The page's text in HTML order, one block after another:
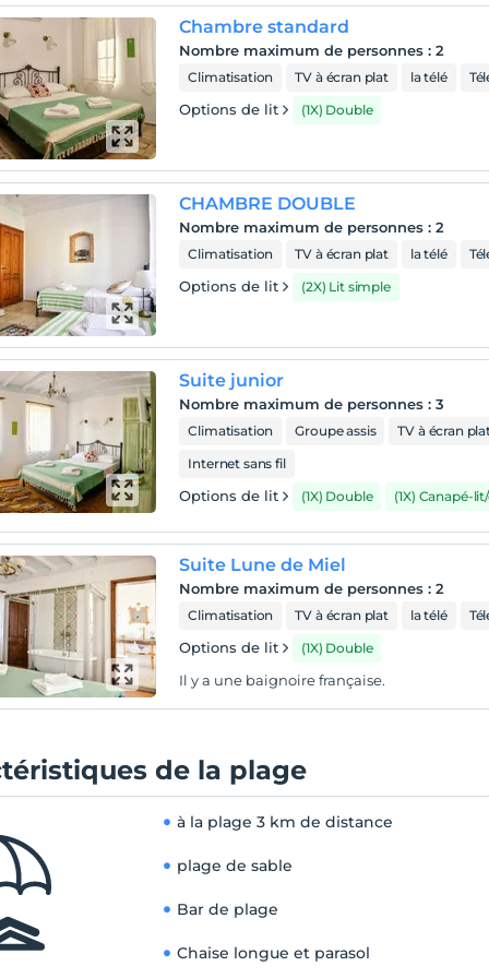
Chambre standard
Nombre maximum de personnes :2
Climatisation TV à écran plat la télé
Options de lit (1X) Double
CHAMBRE DOUBLE
Nombre maximum de personnes :2
Climatisation TV à écran plat la télé
Options de lit (2X) Lit simple
Suite junior
Nombre maximum de personnes :3
Climatisation Groupe assis
TV à écran
Internet sans fil
Options de lit (1X) Double (1X) Canapé-
Suite Lune de Miel
Nombre maximum de personnes :2
Climatisation TV à écran plat la télé
Options de lit (1X) Double
Il y a une baignoire française.
de la plage
à la plage 3 km de distance
plage de sable
Bar de plage
Chaise longue et parasol